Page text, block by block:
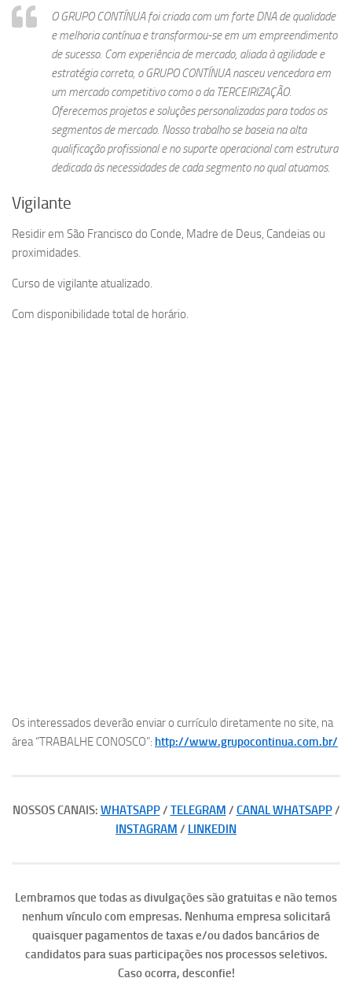
O GRUPO CONTÍNUA foi criada com um forte DNA de qualidade
e melhoria contínua e transformou-se em um empreendimento
de sucesso. Com experiência de mercado, aliada à agilidade e
estratégia correta, o GRUPO CONTÍNUA nasceu vencedora em
um mercado competitivo como o da TERCEIRIZAÇÃO.
Oferecemos projetos e soluções personalizadas para todos os
segmentos de mercado. Nosso trabalho se baseia na alta
qualificação profissional e no suporte operacional com estrutura
dedicada às necessidades de cada segmento no qual atuamos.
Vigilante
Residir em São Francisco do Conde, Madre de Deus, Candeias ou
proximidades.
Curso de vigilante atualizado.
Com disponibilidade total de horário.
Os interessados deverão enviar o currículo diretamente no site, na
área “TRABALHE CONOSCO”: http://www.grupocontinua.com.br/
NOSSOS CANAIS: WHATSAPP/ TELEGRAM / CANAL WHATSAPP/
INSTAGRAM / LINKEDIN
Lembramos que todas as divulgações são gratuitas e não temos
nenhum vínculo com empresas. Nenhuma empresa solicitará
quaisquer pagamentos de taxas e/ou dados bancários de
candidatos para suas participações nos processos seletivos.
Caso ocorra, desconfie!